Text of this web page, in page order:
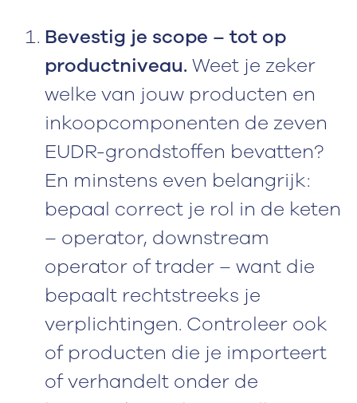
Bevestig je scope – tot op
productniveau.Weet je zeker
welke van jouw producten en
inkoopcomponenten de zeven
EUDR-grondstoffen bevatten?
En minstens even belangrijk:
bepaal correct je rol in de keten
– operator, downstream
operator of trader – want die
bepaalt rechtstreeks je
verplichtingen. Controleer ook
of producten die je importeert
of verhandelt onder de